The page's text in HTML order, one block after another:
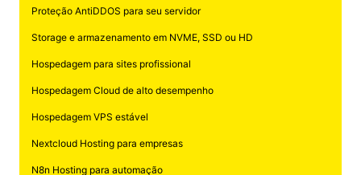
Proteção AntiDDOS para seu servidor
Storage e armazenamento em NVME, SSD ou HD
Hospedagem para sites profissional
Hospedagem Cloud de alto desempenho
Hospedagem VPS estável
Nextcloud Hosting para empresas
N8n Hosting para automação